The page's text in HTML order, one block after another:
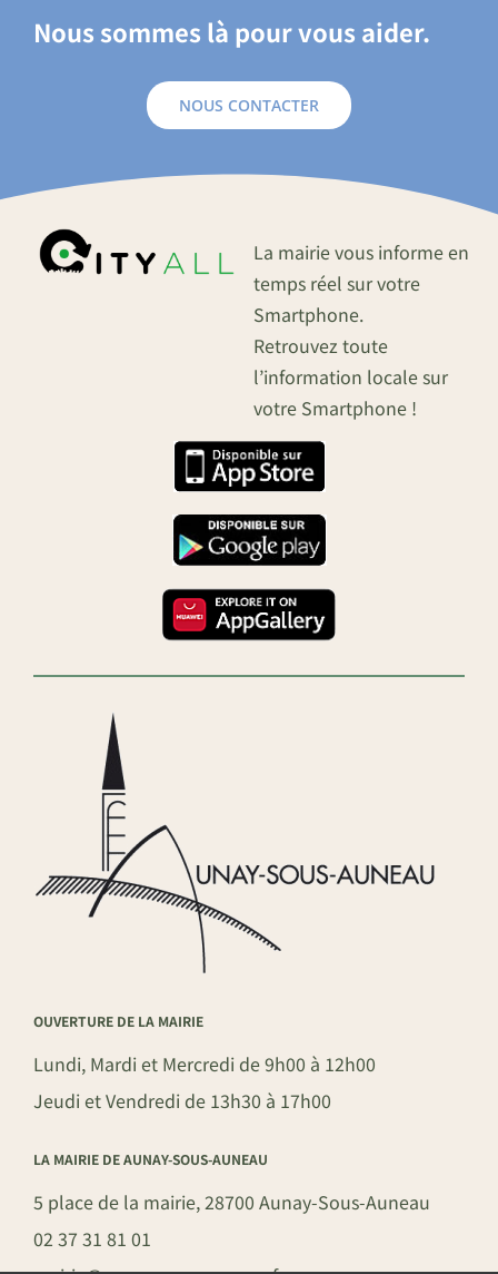
Nous sommes là pour vous aider.
NOUS CONTACTER
La mairie vous informe en
temps réel sur votre
Smartphone.
Retrouvez toute
l’information locale sur
votre Smartphone !
OUVERTURE DE LA MAIRIE
Lundi, Mardi et Mercredi de 9h00 à 12h00
Jeudi et Vendredi de 13h30 à 17h00
LA MAIRIE DE AUNAY-SOUS-AUNEAU
5 place de la mairie, 28700 Aunay-Sous-Auneau
02 37 31 81 01